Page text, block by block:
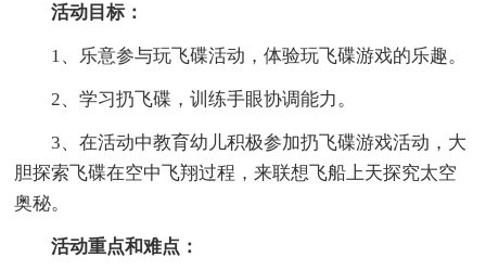
活动目标：
1、乐意参与玩飞碟活动，体验玩飞碟游戏的乐趣。
2、学习扔飞碟，训练手眼协调能力。
3、在活动中教育幼儿积极参加扔飞碟游戏活动，大
胆探索飞碟在空中飞翔过程，来联想飞船上天探究太空
奥秘。
活动重点和难点：